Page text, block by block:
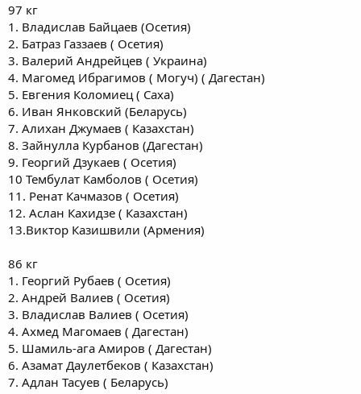
97 кг
1. Владислав Байцаев (Осетия)
2. Батраз Газзаев ( Осетия)
3. Валерий Андрейцев ( Украина)
4. Магомед Ибрагимов ( Могуч) ( Дагестан)
5. Евгения Коломиец ( Саха)
6. Иван Янковский (Беларусь)
7. Алихан Джумаев ( Казахстан)
8. Зайнулла Курбанов (Дагестан)
9. Георгий Дзукаев ( Осетия)
10 Тембулат Камболов ( Осетия)
11. Ренат Качмазов ( Осетия)
12. Аслан Кахидзе ( Казахстан)
13.Виктор Казишвили (Армения)
86 кг
1. Георгий Рубаев ( Осетия)
2. Андрей Валиев ( Осетия)
3. Владислав Валиев ( Осетия)
4. Ахмед Магомаев ( Дагестан)
5. Шамиль-ага Амиров ( Дагестан)
6. Азамат Даулетбеков ( Казахстан)
7. Адлан Тасуев ( Беларусь)